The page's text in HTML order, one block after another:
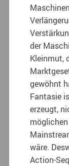
der
Kleinmut,
gewöhnt
Fantasie
erzeugt,
wäre.
Action-